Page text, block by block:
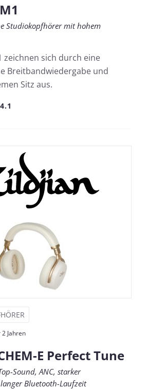
Studiokopfhörer mit hohem
zeichnen sich durch eine
Breitbandwiedergabe und
Sitz aus.
4.1
Jahren
E Perfect Tune
Sound, ANC, starker
Bluetooth-Laufzeit